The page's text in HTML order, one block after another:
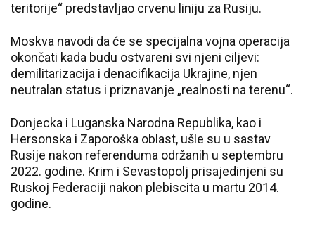
teritorije“ predstavljao crvenu liniju za Rusiju.
Moskva navodi da će se specijalna vojna operacija
okončati kada budu ostvareni svi njeni ciljevi:
demilitarizacija i denacifikacija Ukrajine, njen
neutralan status i priznavanje „realnosti na terenu“.
Donjecka i Luganska Narodna Republika, kao i
Hersonska i Zaporoška oblast, ušle su u sastav
Rusije nakon referenduma održanih u septembru
2022. godine. Krim i Sevastopolj prisajedinjeni su
Ruskoj Federaciji nakon plebiscita u martu 2014.
godine.